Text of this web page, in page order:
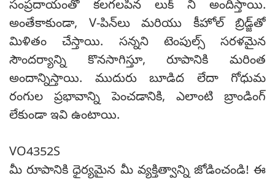
సంప్రదాయంతో కలగలపిన లుక్ ని అందిస్తాయి.
అంతేకాకుండా, V-పిన్‌లు మరియు కీహోల్ బ్రిడ్జ్‌తో
మిళితం చేస్తాయి. సన్నని టెంపుల్స్ సరళమైన
సౌందర్యాన్ని కొనసాగిస్తూ, రూపానికి మరింత
అందాన్నిస్తాయి. ముదురు బూడిద లేదా గోధుమ
రంగుల ప్రభావాన్ని పెంచడానికి, ఎలాంటి బ్రాండింగ్
లేకుండా ఇవి ఉంటాయి.
VO4352S
మీ రూపానికి ధైర్యమైన మీ వ్యక్తిత్వాన్ని జోడించండి! ఈ